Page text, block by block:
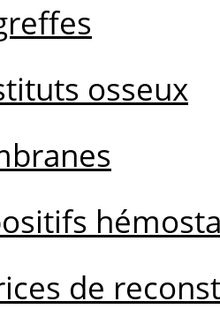
osseux
de